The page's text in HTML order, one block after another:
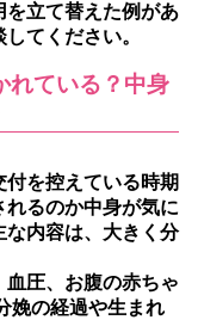
を立て替えた例があ
てください。
れている？中身
を控えている時期
るのか中身が気に
な内容は、大きく分
圧、お腹の赤ちゃ
娩の経過や生まれ